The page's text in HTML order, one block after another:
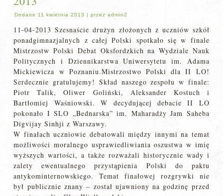
Dodane 11 kwietnia 2013 |przez admin2
11-04-2013 Szesnaście drużyn złożonych z uczniów szkół
ponadgimnazjalnych z całej Polski spotkało się w finale
Mistrzostw Polski Debat Oksfordzkich na Wydziale Nauk
Politycznych i Dziennikarstwa Uniwersytetu im. Adama
Mickiewicza w Poznaniu.Mistrzostwo Polski dla II LO!
Serdecznie gratulujemy! Skład naszego zespołu w finale:
Piotr Talik, Oliwer Goliński, Aleksander Kostuch i
Bartłomiej Waśniowski. W decydującej debacie II LO
pokonało I SLO „Bednarska” im. Maharadży Jam Saheba
Digvijay Sinhji z Warszawy.
W finałach uczniowie debatowali między innymi na temat
możliwości moralnego usprawiedliwiania oszustwa w imię
wyższych wartości, a także rozważali historycznie wady i
zalety ewentualnego przystąpienia Polski do paktu
antykominternowskiego. Temat finałowej rozgrywki nie
był publicznie znany – został ujawniony na godzinę przed